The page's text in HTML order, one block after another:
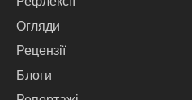
Огляди
Рецензії
Блоги